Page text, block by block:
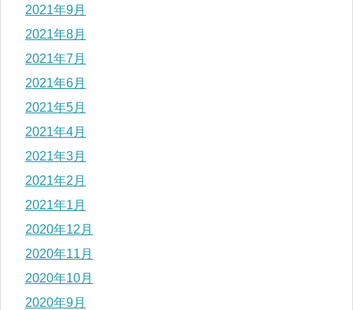
2021年9月
2021年8月
2021年7月
2021年6月
2021年5月
2021年4月
2021年3月
2021年2月
2021年1月
2020年12月
2020年11月
2020年10月
2020年9月